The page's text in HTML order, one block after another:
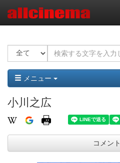
メニュー
小川之広
コメント